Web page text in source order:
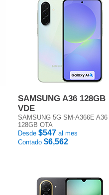
SAMSUNG A36 128GB
VDE
SAMSUNG 5G SM-A366E A36
128GB OTA
Desde $547 al mes
Contado $6,562